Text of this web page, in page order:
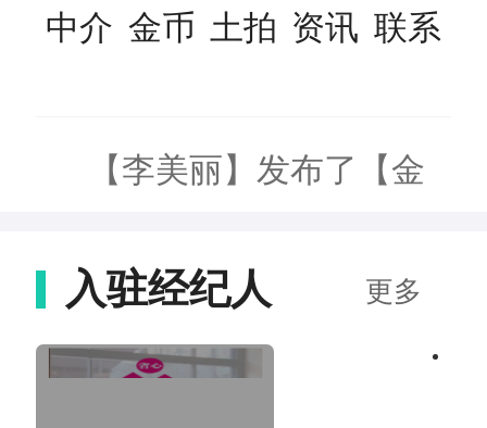
中介 金币 土拍 资讯 联系
【李美丽】发布了【金
【小混混】发布了【香
榭华庭】的二手房信息
【葛贝贝】发布了【香
入驻经纪人 更多